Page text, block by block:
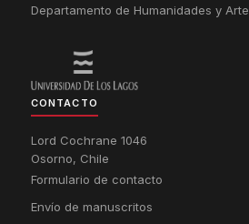
Departamento de Humanidades y Arte
CONTACTO
Lord Cochrane 1046
Osorno, Chile
Formulario de contacto
Envío de manuscritos